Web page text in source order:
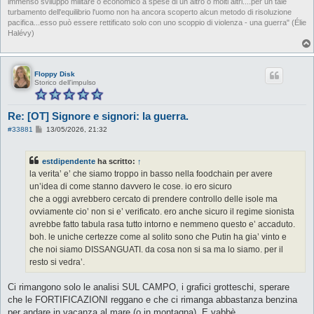
turbamento dell'equilibrio l'uomo non ha ancora scoperto alcun metodo di risoluzione
pacifica...esso può essere rettificato solo con uno scoppio di violenza - una guerra" (Élie
Halévy)
Floppy Disk
Storico dell'impulso
Re: [OT] Signore e signori: la guerra.
#33881
M
a
g
i
o
13/05/2026, 21:32
estdipendente ha scritto: ↑
la verita’ e’ che siamo troppo in basso nella foodchain per avere
un’idea di come stanno davvero le cose. io ero sicuro
che a oggi avrebbero cercato di prendere controllo delle isole ma
ovviamente cio’ non si e’ verificato. ero anche sicuro il regime sionista
avrebbe fatto tabula rasa tutto intorno e nemmeno questo e’ accaduto.
boh. le uniche certezze come al solito sono che Putin ha gia’ vinto e
che noi siamo DISSANGUATI. da cosa non si sa ma lo siamo. per il
resto si vedra’.
Ci rimangono solo le analisi SUL CAMPO, i grafici grotteschi, sperare
che le FORTIFICAZIONI reggano e che ci rimanga abbastanza benzina